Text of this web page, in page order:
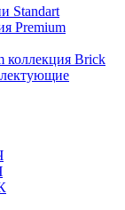
Standart
Premium
коллекция Brick